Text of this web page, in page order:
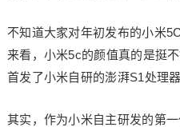
不知道大家对年初发布的小米
来看，小米5c的颜值真的是挺
首发了小米自研的澎湃S1处理器
其实，作为小米自主研发的第